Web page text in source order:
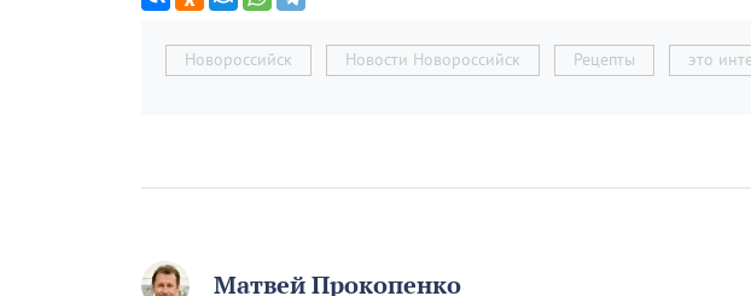
Новороссийск Новости Новороссийск Рецепты это
Матвей Прокопенко